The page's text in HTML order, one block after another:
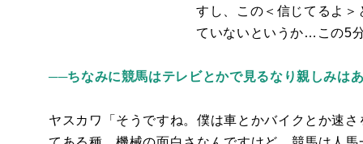
すし、この＜信じてるよ＞
ていないというか… この5
──ちなみに競馬はテレビとかで見るなり親しみは
ヤスカワ「そうですね。僕は車とかバイクとか速